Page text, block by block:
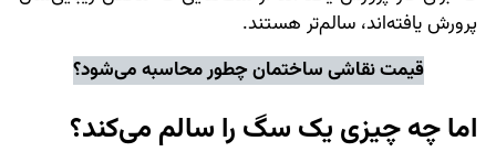
پرورش یافته‌اند، سالم‌تر هستند.
قیمت نقاشی ساختمانچطور محاسبه می‌شود؟
اما چه چیزی یک سگ را سالم می‌کند؟